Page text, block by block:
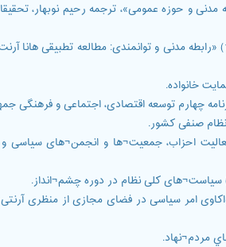
کریم¬زاده، عطااله و عباس منوچهری (1398) «رابطه مدنی و توانمندی:
(7/6/1360) قانون فعالیت احزاب، جمعیت¬ها و
سارا و علی تدین¬راد (1398) «واکاوی امر سیاسی در فضای